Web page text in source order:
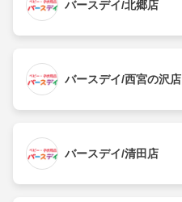
バースデイ/北郷店
バースデイ/西宮の沢店
バースデイ/清田店